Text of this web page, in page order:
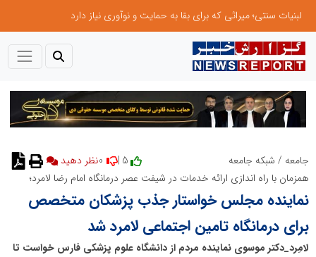
لبنیات سنتی؛ میراثی که برای بقا به حمایت و نوآوری نیاز دارد
جامعه / شبکه جامعه 5 |
همزمان با راه اندازی ارائه خدمات در شیفت عصر درمانگاه امام‌ رضا لامرد؛
نماینده مجلس خواستار جذب پزشکان متخصص
برای درمانگاه تامین اجتماعی لامرد شد
لامِرد_دکتر موسوی ‌نماینده مردم از‌‌ دانشگاه علوم پزشکی‌ فارس خواست تا